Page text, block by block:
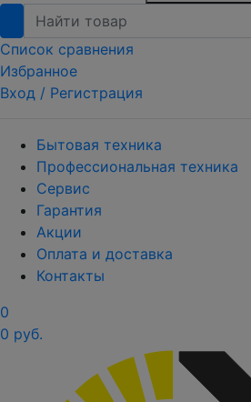
Список сравнения
Избранное
Вход / Регистрация
Бытовая техника
Профессиональная техника
Сервис
Гарантия
Акции
Оплата и доставка
Контакты
0
0 руб.